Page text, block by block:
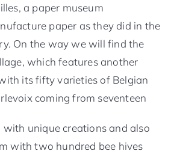
a paper museum
paper as they did in the
On the way we will find the
which features another
its fifty varieties of Belgian
coming from seventeen
with unique creations and also
with two hundred bee hives